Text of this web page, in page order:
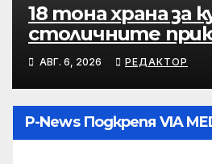
18 тона храна за
столичните
Kaufland за
АВГ. 6, 2026 РЕДАКТОР
P-News Подкрепя VIA